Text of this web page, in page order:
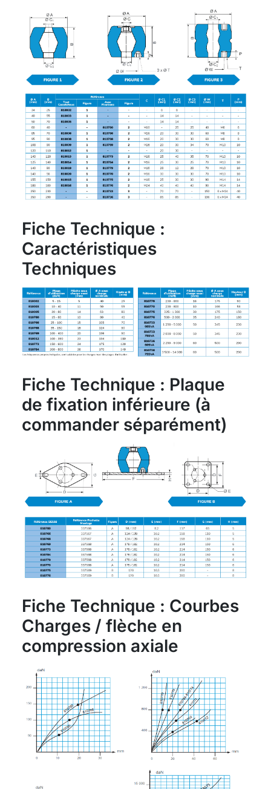
Fiche Technique :
Caractéristiques
Techniques
Fiche Technique : Plaque
de fixation inférieure (à
commander séparément)
Fiche Technique : Courbes
Charges / flèche en
compression axiale